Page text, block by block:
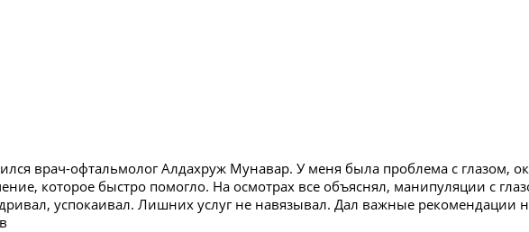
врач-офтальмолог Алдахруж Мунавар. У меня была проблема с глазом,
которое быстро помогло. На осмотрах все объяснял, манипуляции с
успокаивал. Лишних услуг не навязывал. Дал важные рекомендации